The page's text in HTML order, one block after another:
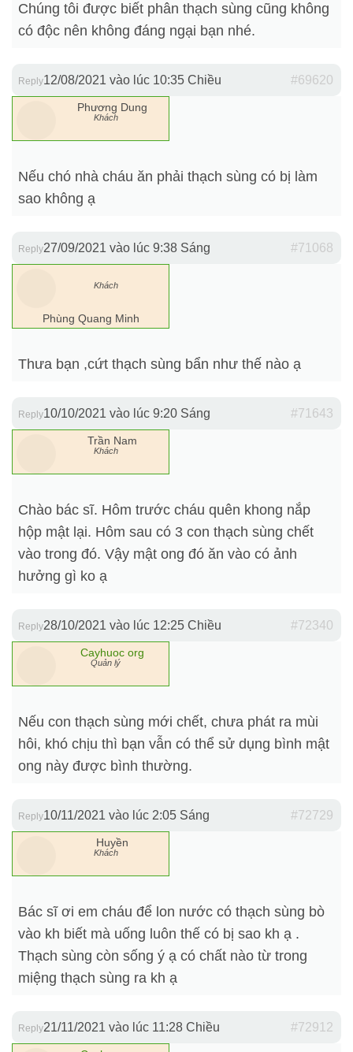
Chúng tôi được biết phân thạch sùng cũng không
có độc nên không đáng ngại bạn nhé.
12/08/2021 vào lúc 10:35 Chiều #69620
Reply
Phương Dung
Khách
Nếu chó nhà cháu ăn phải thạch sùng có bị làm
sao không ạ
27/09/2021 vào lúc 9:38 Sáng #71068
Reply
Phùng Quang Minh
Khách
Thưa bạn ,cứt thạch sùng bẩn như thế nào ạ
10/10/2021 vào lúc 9:20 Sáng #71643
Reply
Trần Nam
Khách
Chào bác sĩ. Hôm trước cháu quên khong nắp
hộp mật lại. Hôm sau có 3 con thạch sùng chết
vào trong đó. Vậy mật ong đó ăn vào có ảnh
hưởng gì ko ạ
28/10/2021 vào lúc 12:25 Chiều #72340
Reply
Cayhuoc org
Quản lý
Nếu con thạch sùng mới chết, chưa phát ra mùi
hôi, khó chịu thì bạn vẫn có thể sử dụng bình mật
ong này được bình thường.
10/11/2021 vào lúc 2:05 Sáng #72729
Reply
Huyền
Khách
Bác sĩ ơi em cháu để lon nước có thạch sùng bò
vào kh biết mà uống luôn thế có bị sao kh ạ .
Thạch sùng còn sống ý ạ có chất nào từ trong
miệng thạch sùng ra kh ạ
21/11/2021 vào lúc 11:28 Chiều #72912
Reply